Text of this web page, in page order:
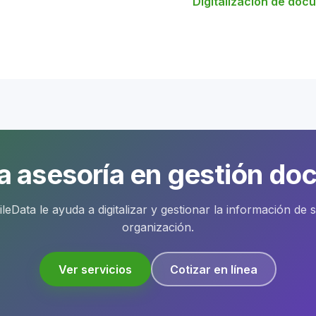
del sector cultura y gestión documental.
cuando el
servir como
como resolución mínima de 300 dpi, formato PDF/A,
asesoría en gestión
le ayuda a digitalizar y gestionar la información de
organización.
Ver servicios Cotizar en línea